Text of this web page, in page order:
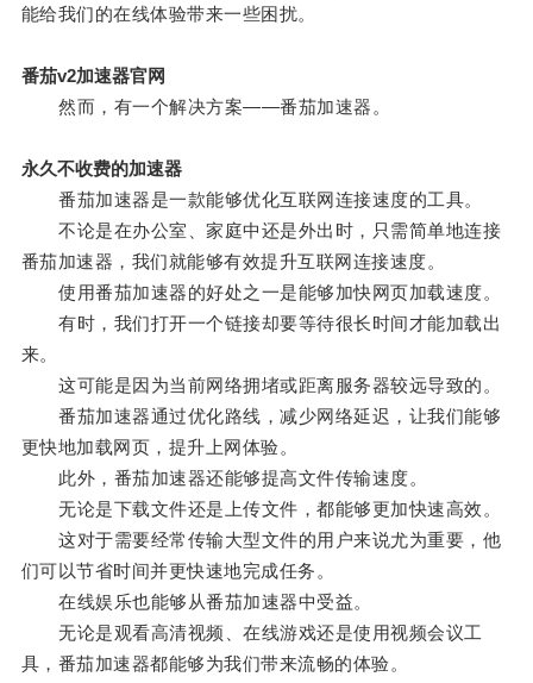
能给我们的在线体验带来一些困扰。
番茄v2加速器官网
然而，有一个解决方案——番茄加速器。
永久不收费的加速器
番茄加速器是一款能够优化互联网连接速度的工具。
不论是在办公室、家庭中还是外出时，只需简单地连接
番茄加速器，我们就能够有效提升互联网连接速度。
使用番茄加速器的好处之一是能够加快网页加载速度。
有时，我们打开一个链接却要等待很长时间才能加载出
来。
这可能是因为当前网络拥堵或距离服务器较远导致的。
番茄加速器通过优化路线，减少网络延迟，让我们能够
更快地加载网页，提升上网体验。
此外，番茄加速器还能够提高文件传输速度。
无论是下载文件还是上传文件，都能够更加快速高效。
这对于需要经常传输大型文件的用户来说尤为重要，他
们可以节省时间并更快速地完成任务。
在线娱乐也能够从番茄加速器中受益。
无论是观看高清视频、在线游戏还是使用视频会议工
具，番茄加速器都能够为我们带来流畅的体验。